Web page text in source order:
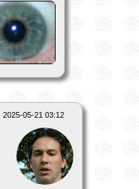
2025-05-21 03:12